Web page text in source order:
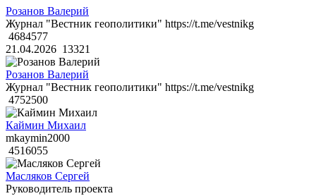
Розанов Валерий
Журнал "Вестник геополитики" https://t.me/vestnikg
4684577
21.04.2026 13321
Розанов Валерий
Журнал "Вестник геополитики" https://t.me/vestnikg
4752500
Каймин Михаил
mkaymin2000
4516055
Масляков Сергей
Руководитель проекта